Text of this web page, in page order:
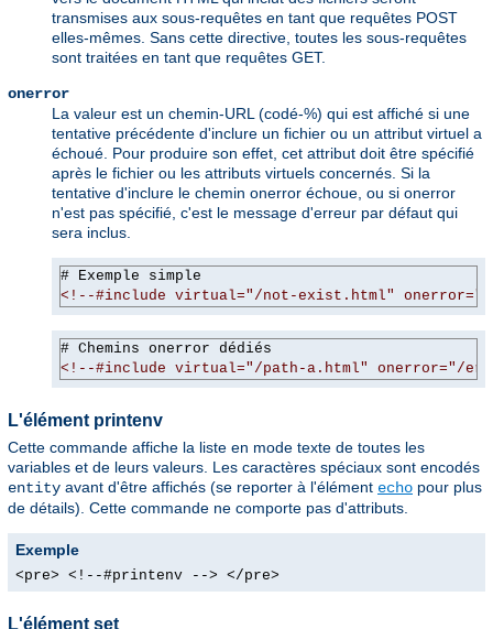
transmises aux sous-requêtes en tant que requêtes POST
elles-mêmes. Sans cette directive, toutes les sous-requêtes
sont traitées en tant que requêtes GET.
onerror
La valeur est un chemin-URL (codé-%) qui est affiché si une
tentative précédente d'inclure un fichier ou un attribut virtuel a
échoué. Pour produire son effet, cet attribut doit être spécifié
après le fichier ou les attributs virtuels concernés. Si la
tentative d'inclure le chemin onerror échoue, ou si onerror
n'est pas spécifié, c'est le message d'erreur par défaut qui
sera inclus.
# Exemple simple
<!--#include virtual="/not-exist.html"
# Chemins onerror dédiés
<!--#include virtual="/path-a.html" onerror="/
L'élément printenv
Cette commande affiche la liste en mode texte de toutes les
variables et de leurs valeurs. Les caractères spéciaux sont encodés
entity avant d'être affichés (se reporter à l'élément echo pour plus
de détails). Cette commande ne comporte pas d'attributs.
Exemple
<pre> <!--#printenv --> </pre>
L'élément set